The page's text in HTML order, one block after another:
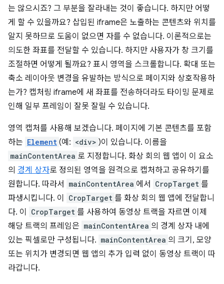
는 않으시죠? 그 부분을 잘라내는 것이 좋습니다. 하지만 어떻
게 할 수 있을까요? 삽입된 iframe은 노출하는 콘텐츠와 위치를
알지 못하므로 도움이 없으면 자를 수 없습니다. 이론적으로는
의도한 좌표를 전달할 수 있습니다. 하지만 사용자가 창 크기를
조절하면 어떻게 될까요? 표시 영역을 스크롤합니다. 확대 또는
축소 레이아웃 변경을 유발하는 방식으로 페이지와 상호작용하
는가? 캡처링 iframe에 새 좌표를 전송하더라도 타이밍 문제로
인해 일부 프레임이 잘못 잘릴 수 있습니다.
영역 캡처를 사용해 보겠습니다. 페이지에 기본 콘텐츠를 포함
하는 Element (예: <div> )이 있습니다. 이름을
mainContentArea 로 지정합니다. 화상 회의 웹 앱이 이 요소
의 경계 상자로 정의된 영역을 원격으로 캡처하고 공유하기를
원합니다. 따라서
mainContentArea 에서 CropTarget 를
파생시킵니다. 이
CropTarget 를 화상 회의 웹 앱에 전달합니
다. 이
CropTarget 를 사용하여 동영상 트랙을 자르면 이제
해당 트랙의 프레임은 mainContentArea 의 경계 상자 내에
있는 픽셀로만 구성됩니다. mainContentArea 의 크기, 모양
또는 위치가 변경되면 웹 앱의 추가 입력 없이 동영상 트랙이 따
라갑니다.